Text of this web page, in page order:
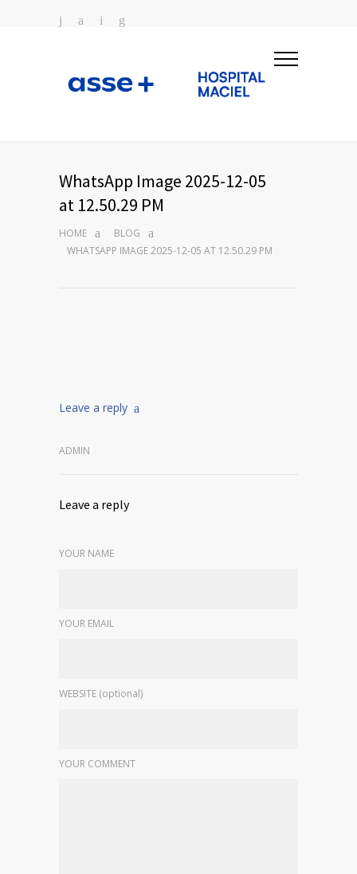
WhatsApp Image 2025-12-05
at 12.50.29 PM
HOME
BLOG
WHATSAPP IMAGE 2025-12-05 AT 12.50.29 PM
Leave a reply
ADMIN
Leave a reply
YOUR NAME
YOUR EMAIL
WEBSITE (optional)
YOUR COMMENT